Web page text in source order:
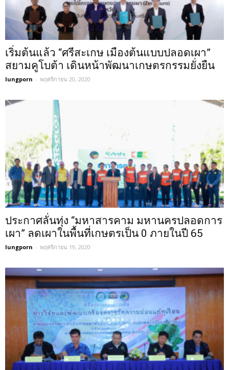
เริ่มต้นแล้ว “ศรีสะเกษ เมืองต้นแบบปลอดเผา”
สยามคูโบต้า เดินหน้าพัฒนาเกษตรกรรมยั่งยืน
lungporn - พฤศจิกายน 20, 2020
ประกาศลั่นทุ่ง “มหาสารคาม มหานครปลอดการ
เผา” ลดเผาในพื้นที่เกษตรเป็น 0 ภายในปี 65
lungporn - พฤศจิกายน 19, 2020